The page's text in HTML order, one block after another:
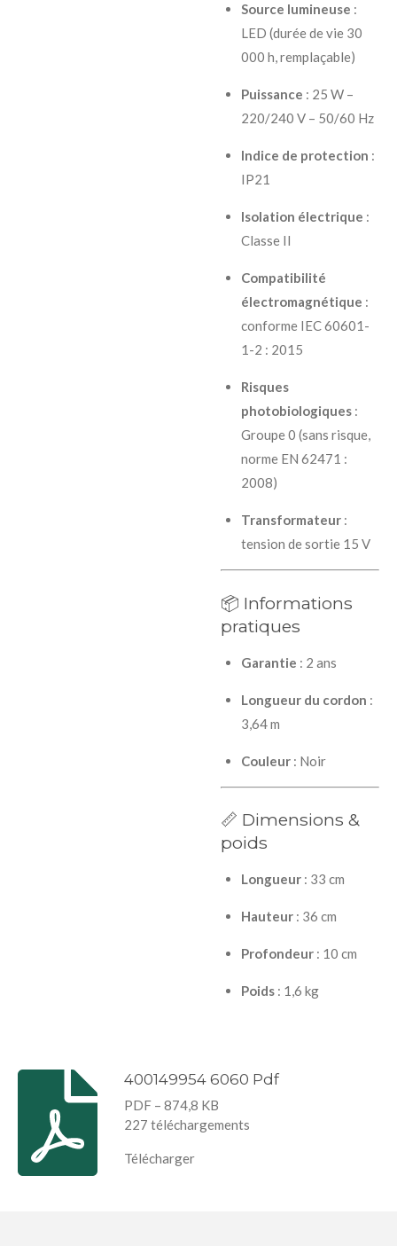
Source lumineuse :
LED (durée de vie 30
000 h, remplaçable)
Puissance : 25 W –
220/240 V – 50/60 Hz
Indice de protection :
IP21
Isolation électrique :
Classe II
Compatibilité
électromagnétique :
conforme IEC 60601-
1-2 : 2015
Risques
photobiologiques:
Groupe 0 (sans risque,
norme EN 62471 :
2008)
Transformateur:
tension de sortie 15 V
📦 Informations
pratiques
Garantie : 2 ans
Longueur du cordon :
3,64 m
Couleur: Noir
📏 Dimensions &
poids
Longueur: 33 cm
Hauteur: 36 cm
Profondeur: 10 cm
Poids: 1,6 kg
400149954 6060 Pdf
PDF – 874,8 KB
227 téléchargements
Télécharger